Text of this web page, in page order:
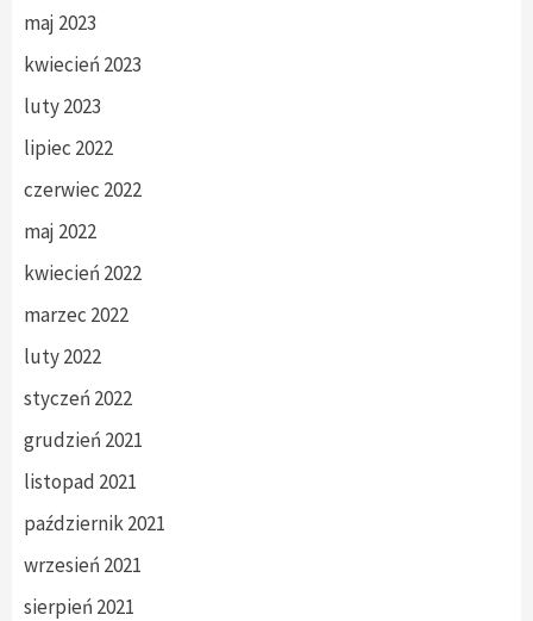
maj 2023
kwiecień 2023
luty 2023
lipiec 2022
czerwiec 2022
maj 2022
kwiecień 2022
marzec 2022
luty 2022
styczeń 2022
grudzień 2021
listopad 2021
październik 2021
wrzesień 2021
sierpień 2021